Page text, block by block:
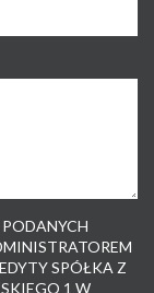
SPÓŁKA Z
1 W